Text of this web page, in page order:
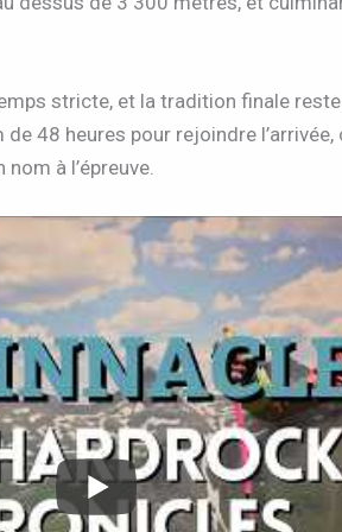
stricte, et la tradition finale
48 heures pour rejoindre l’arrivée,
à l’épreuve.